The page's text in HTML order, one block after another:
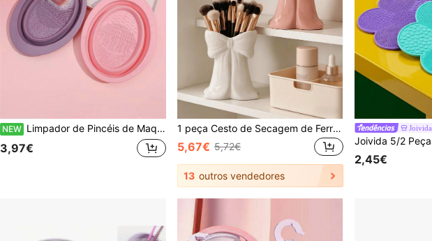
NEW Limpador de Pincéis de Maquilhagem Dobrável de Silicone Roxo, Adequado para Ferramentas de Beleza e Esponjas de Maquilhagem, Taça de Limpeza para Esponja de Maquilhagem, Almofada de Silicone para Limpeza de Pincéis de Maquilhagem e Puff de Pó, Essencial para Casa, Hipoalergénico, Sem Fragrância, Operação Manual
3,97€
1 peça Cesto de Secagem de Ferramentas de Maquilhagem, Organizador de Arrumação Portátil Vazado, Adequado para Pincéis de Maquilhagem, Decoração de Casa Minimalista Nórdica Fofa para Bancada de Casa de Banho, Necessidade Prática Diária
5,67€ 5,72€
13 outros vendedores
Joivida
2,45€